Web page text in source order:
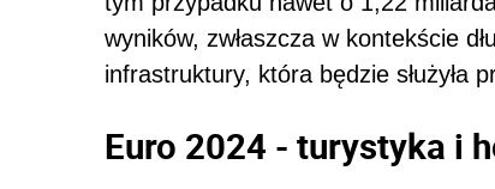
wyników, zwłaszcza w kontekście
infrastruktury, która będzie służyła
Euro 2024 - turystyka i